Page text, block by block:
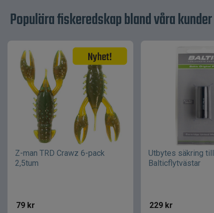
Populära fiskeredskap bland våra kunder
Z-man TRD Crawz 6-pack
2,5tum
79 kr
Utbytes säkring till
Balticflytvästar
229 kr